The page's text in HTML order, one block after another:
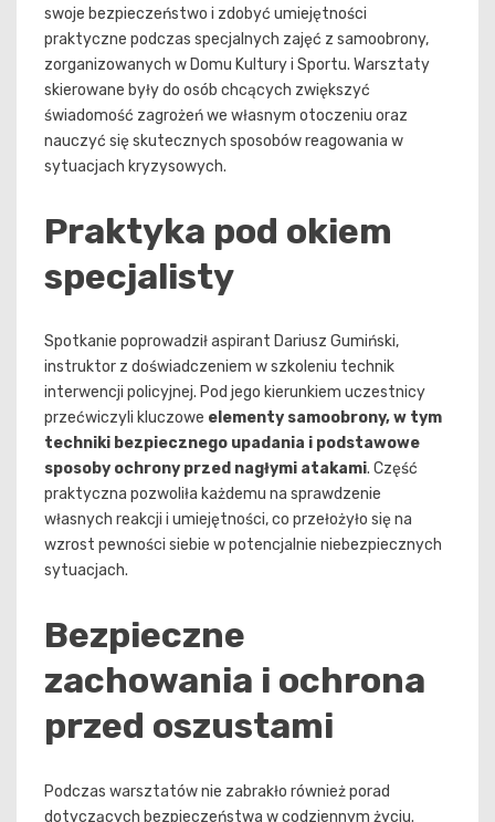
swoje bezpieczeństwo i zdobyć umiejętności
praktyczne podczas specjalnych zajęć z samoobrony,
zorganizowanych w Domu Kultury i Sportu. Warsztaty
skierowane były do osób chcących zwiększyć
świadomość zagrożeń we własnym otoczeniu oraz
nauczyć się skutecznych sposobów reagowania w
sytuacjach kryzysowych.
Praktyka pod okiem
specjalisty
Spotkanie poprowadził aspirant Dariusz Gumiński,
instruktor z doświadczeniem w szkoleniu technik
interwencji policyjnej. Pod jego kierunkiem uczestnicy
przećwiczyli kluczowe elementy samoobrony, w tym
techniki bezpiecznego upadania i podstawowe
sposoby ochrony przed nagłymi atakami. Część
praktyczna pozwoliła każdemu na sprawdzenie
własnych reakcji i umiejętności, co przełożyło się na
wzrost pewności siebie w potencjalnie niebezpiecznych
sytuacjach.
Bezpieczne
zachowania i ochrona
przed oszustami
Podczas warsztatów nie zabrakło również porad
dotyczących bezpieczeństwa w codziennym życiu.